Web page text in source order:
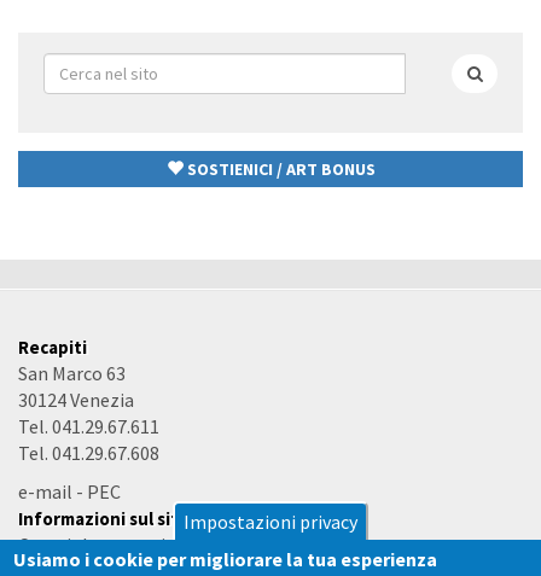
Impostazioni privacy
Usiamo i cookie per migliorare la tua esperienza
Form
di
SOSTIENICI / ART BONUS
Recapiti
San Marco 63
30124 Venezia
Tel. 041.29.67.611
Tel. 041.29.67.608
e-mail - PEC
Informazioni sul sito
Copyright e termini d'uso